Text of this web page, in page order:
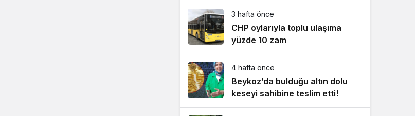
3 hafta önce
CHP oylarıyla toplu ulaşıma
yüzde 10 zam
4 hafta önce
Beykoz’da bulduğu altın dolu
keseyi sahibine teslim etti!